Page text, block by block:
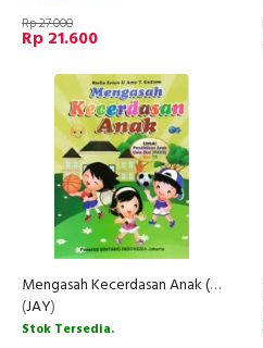
Rp 27.000
Rp 21.600
Mengasah Kecerdasan Anak (PAUD dan TK)
(JAY)
Stok Tersedia.